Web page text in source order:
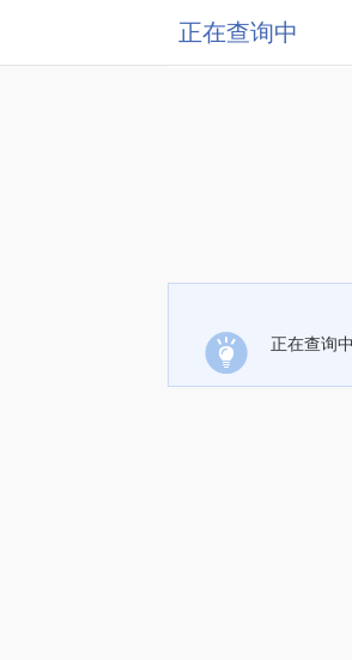
正在查询中
正在查询